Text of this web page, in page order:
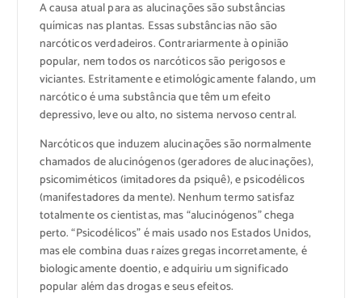
A causa atual para as alucinações são substâncias
químicas nas plantas. Essas substâncias não são
narcóticos verdadeiros. Contrariarmente à opinião
popular, nem todos os narcóticos são perigosos e
viciantes. Estritamente e etimológicamente falando, um
narcótico é uma substância que têm um efeito
depressivo, leve ou alto, no sistema nervoso central.
Narcóticos que induzem alucinações são normalmente
chamados de alucinógenos (geradores de alucinações),
psicomiméticos (imitadores da psiquê), e psicodélicos
(manifestadores da mente). Nenhum termo satisfaz
totalmente os cientistas, mas “alucinógenos” chega
perto. “Psicodélicos” é mais usado nos Estados Unidos,
mas ele combina duas raízes gregas incorretamente, é
biologicamente doentio, e adquiriu um significado
popular além das drogas e seus efeitos.